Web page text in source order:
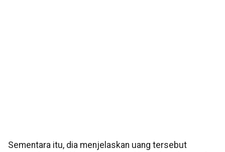
Sementara itu, dia menjelaskan uang tersebut